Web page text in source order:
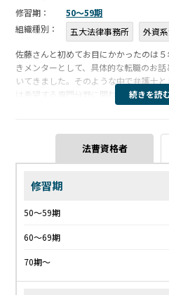
修習期：
50〜59期
組織種別：
五大法律事務所
外資
佐藤さんと初めてお目にかかったのは
きメンターとして、具体的な転職のお
いてきました。そのような中で弁護士
は希望する専門分野に関わる業務をよ
検討するようになりました。そのよう
続きを読
法曹資格者
修習期
50〜59期
60〜69期
70期〜